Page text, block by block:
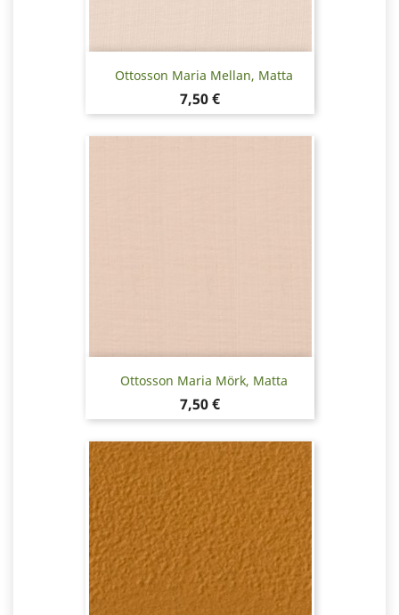
Ottosson Maria Mellan, Matta
Hinta
7,50 €
Ottosson Maria Mörk, Matta
Hinta
7,50 €